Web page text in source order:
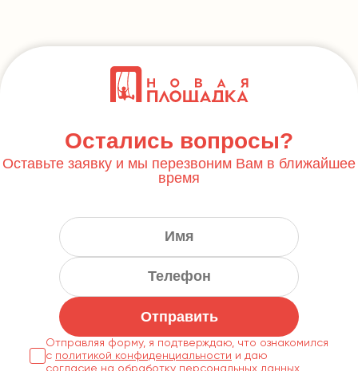
Остались вопросы?
Оставьте заявку и мы перезвоним Вам в ближайшее
время
Отправить
Отправляя форму, я подтверждаю, что ознакомился
с политикой конфиденциальности
согласие на обработку персональных данных